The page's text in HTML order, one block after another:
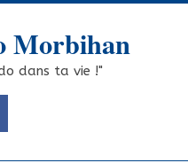
Morbihan
dans ta vie !"